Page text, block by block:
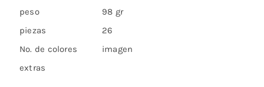
peso
98 gr
piezas
26
No. de colores
imagen
extras